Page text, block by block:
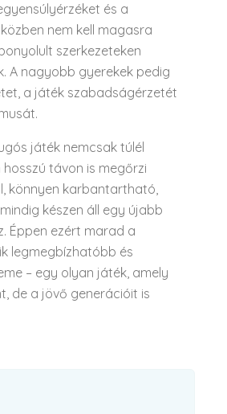
és a
nem kell magasra
szerkezeteken
A nagyobb gyerekek pedig
a játék szabadságérzetét
játék nemcsak túlél
hosszú távon is megőrzi
könnyen karbantartható,
készen áll egy újabb
Éppen ezért marad a
legmegbízhatóbb és
– egy olyan játék, amely
de a jövő generációit is